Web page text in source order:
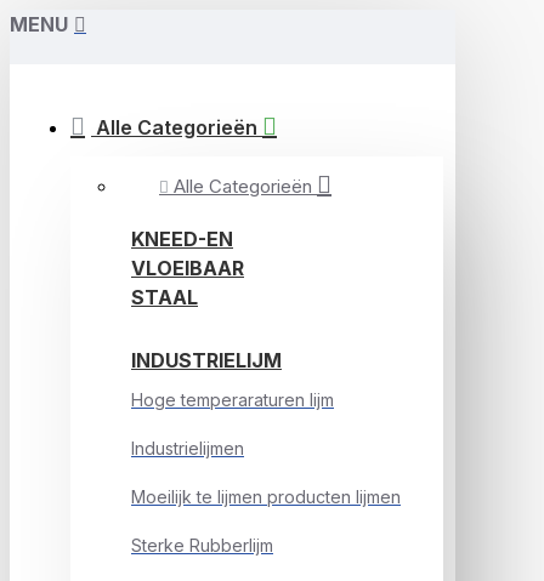
MENU
Alle Categorieën
Alle Categorieën
KNEED-EN
VLOEIBAAR
STAAL
INDUSTRIELIJM
Hoge temperaraturen lijm
Industrielijmen
Moeilijk te lijmen producten lijmen
Sterke Rubberlijm